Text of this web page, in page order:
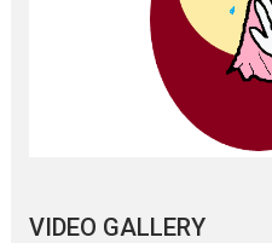
VIDEO GALLERY